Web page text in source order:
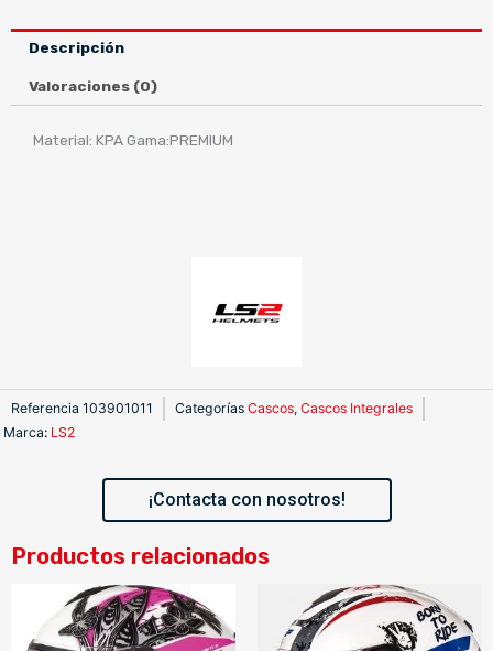
BLACK
cantidad
Descripción
Valoraciones (0)
Material: KPA Gama:PREMIUM
Referencia 103901011 Categorías Cascos, Cascos Integrales
Marca: LS2
¡Contacta con nosotros!
Productos relacionados